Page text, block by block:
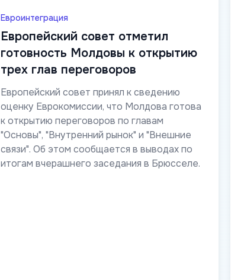
Евроинтеграция
Европейский совет отметил
готовность Молдовы к открытию
трех глав переговоров
Европейский совет принял к сведению
оценку Еврокомиссии, что Молдова готова
к открытию переговоров по главам
"Основы", "Внутренний рынок" и "Внешние
связи". Об этом сообщается в выводах по
итогам вчерашнего заседания в Брюсселе.